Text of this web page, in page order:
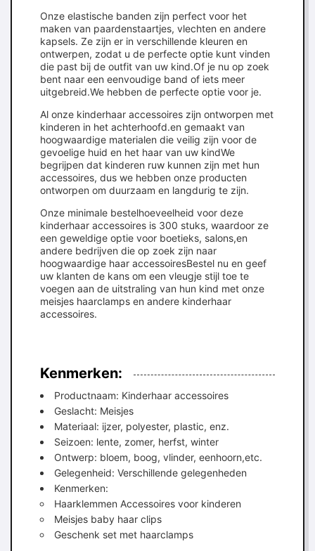
Onze elastische banden zijn perfect voor het
maken van paardenstaartjes, vlechten en andere
kapsels. Ze zijn er in verschillende kleuren en
ontwerpen, zodat u de perfecte optie kunt vinden
die past bij de outfit van uw kind.Of je nu op zoek
bent naar een eenvoudige band of iets meer
uitgebreid.We hebben de perfecte optie voor je.
Al onze kinderhaar accessoires zijn ontworpen met
kinderen in het achterhoofd.en gemaakt van
hoogwaardige materialen die veilig zijn voor de
gevoelige huid en het haar van uw kindWe
begrijpen dat kinderen ruw kunnen zijn met hun
accessoires, dus we hebben onze producten
ontworpen om duurzaam en langdurig te zijn.
Onze minimale bestelhoeveelheid voor deze
kinderhaar accessoires is 300 stuks, waardoor ze
een geweldige optie voor boetieks, salons,en
andere bedrijven die op zoek zijn naar
hoogwaardige haar accessoiresBestel nu en geef
uw klanten de kans om een vleugje stijl toe te
voegen aan de uitstraling van hun kind met onze
meisjes haarclamps en andere kinderhaar
accessoires.
Kenmerken:
Productnaam: Kinderhaar accessoires
Geslacht: Meisjes
Materiaal: ijzer, polyester, plastic, enz.
Seizoen: lente, zomer, herfst, winter
Ontwerp: bloem, boog, vlinder, eenhoorn,etc.
Gelegenheid: Verschillende gelegenheden
Kenmerken:
Haarklemmen Accessoires voor kinderen
Meisjes baby haar clips
Geschenk set met haarclamps